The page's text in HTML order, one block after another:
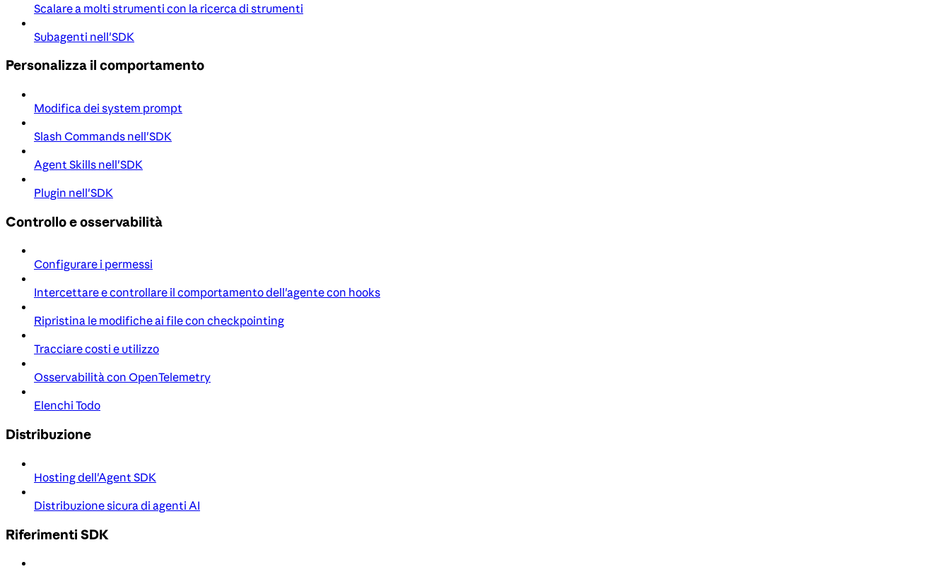
Scalare a molti strumenti con la ricerca di strumenti
Subagenti nell'SDK
Personalizza il comportamento
Modifica dei system prompt
Slash Commands nell'SDK
Agent Skills nell'SDK
Plugin nell'SDK
Controllo e osservabilità
Configurare i permessi
Intercettare e controllare il comportamento dell'agente con hooks
Ripristina le modifiche ai file con checkpointing
Tracciare costi e utilizzo
Osservabilità con OpenTelemetry
Elenchi Todo
Distribuzione
Hosting dell'Agent SDK
Distribuzione sicura di agenti AI
Riferimenti SDK